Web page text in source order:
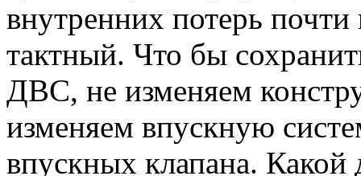
внутренних потерь почти
тактный. Что бы
ДВС, не изменяем
изменяем впускную
впускных клапана. Какой